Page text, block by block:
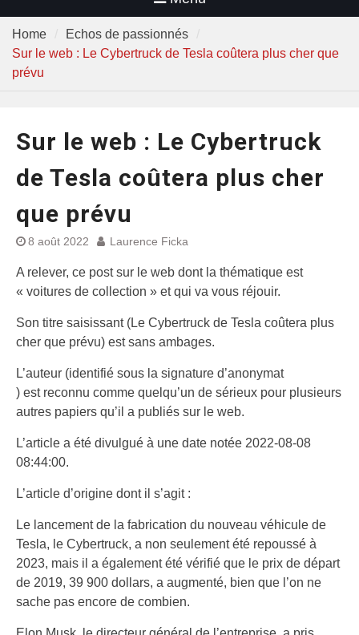
Home
Echos de passionnés
Sur le web : Le Cybertruck de Tesla coûtera plus cher que
prévu
Sur le web : Le Cybertruck
de Tesla coûtera plus cher
que prévu
8 août 2022 Laurence Ficka
A relever, ce post sur le web dont la thématique est
« voitures de collection » et qui va vous réjouir.
Son titre saisissant (Le Cybertruck de Tesla coûtera plus
cher que prévu) est sans ambages.
L’auteur (identifié sous la signature d’anonymat
) est reconnu comme quelqu’un de sérieux pour plusieurs
autres papiers qu’il a publiés sur le web.
L’article a été divulgué à une date notée 2022-08-08
08:44:00.
L’article d’origine dont il s’agit :
Le lancement de la fabrication du nouveau véhicule de
Tesla, le Cybertruck, a non seulement été repoussé à
2023, mais il a également été vérifié que le prix de départ
de 2019, 39 900 dollars, a augmenté, bien que l’on ne
sache pas encore de combien.